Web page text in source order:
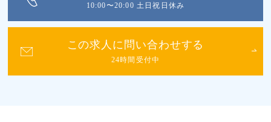
10:00〜20:00 土日祝日休み
この求人に問い合わせする
24時間受付中